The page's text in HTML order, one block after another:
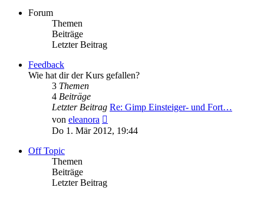
Forum
Themen
Beiträge
Letzter Beitrag
Feedback
Wie hat dir der Kurs gefallen?
3 Themen
4 Beiträge
Letzter Beitrag Re: Gimp Einsteiger- und Fort…
von eleanora
Beitrag
Do 1. Mär 2012, 19:44
Off Topic
Themen
Beiträge
Letzter Beitrag